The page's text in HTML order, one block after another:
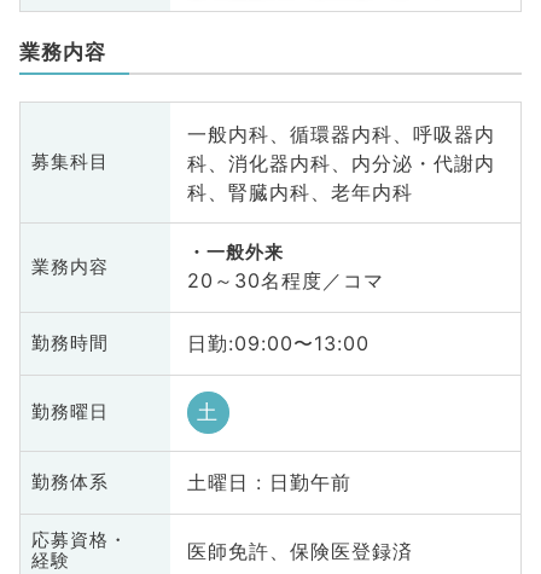
業務内容
募集科目
一般内科、循環器内科、呼吸器内
科、消化器内科、内分泌・代謝内
科、腎臓内科、老年内科
業務内容
一般外来
20～30名程度／コマ
勤務時間 日勤:09:00〜13:00
勤務曜日 土
勤務体系 土曜日 : 日勤午前
応募資格・
経験
医師免許、保険医登録済